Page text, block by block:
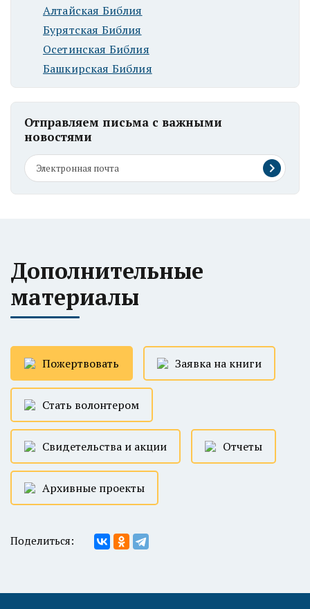
Алтайская Библия
Бурятская Библия
Осетинская Библия
Башкирская Библия
Отправляем письма с важными
новостями
Дополнительные
материалы
Пожертвовать Заявка на книги
Стать волонтером
Свидетельства и акции Отчеты
Архивные проекты
Поделиться: